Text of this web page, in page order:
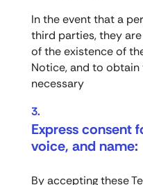
In the event that a
third parties, they
of the existence of
Notice, and to
necessary
Express consent
voice, and name:
By accepting these